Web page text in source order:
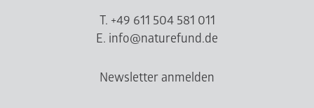
T. +49 611 504 581 011
E. info@naturefund.de
Newsletter anmelden